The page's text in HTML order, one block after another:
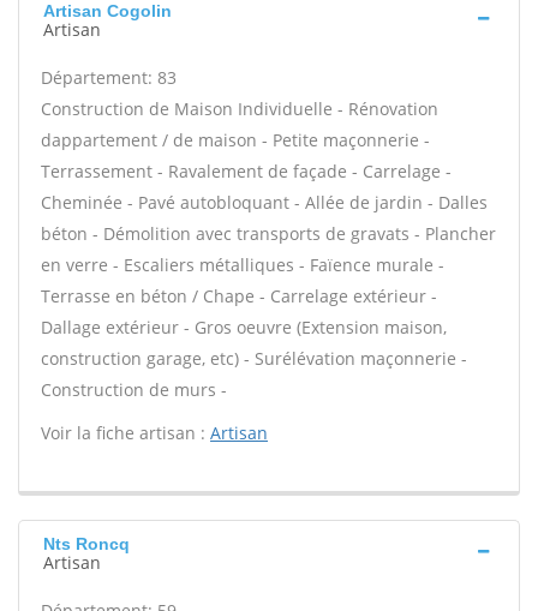
Artisan Cogolin
Artisan
Département: 83
Construction de Maison Individuelle - Rénovation
dappartement / de maison - Petite maçonnerie -
Terrassement - Ravalement de façade - Carrelage -
Cheminée - Pavé autobloquant - Allée de jardin - Dalles
béton - Démolition avec transports de gravats - Plancher
en verre - Escaliers métalliques - Faïence murale -
Terrasse en béton / Chape - Carrelage extérieur -
Dallage extérieur - Gros oeuvre (Extension maison,
construction garage, etc) - Surélévation maçonnerie -
Construction de murs -
Voir la fiche artisan : Artisan
Nts Roncq
Artisan